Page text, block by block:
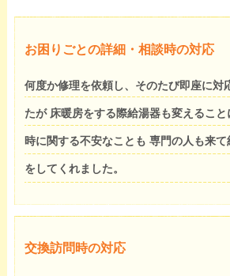
お困りごとの詳細・相談時の対応
何度か修理を依頼し、そのたび即座に対
たが 床暖房をする際給湯器も変えるこ
時に関する不安なことも 専門の人も来
をしてくれました。
交換訪問時の対応